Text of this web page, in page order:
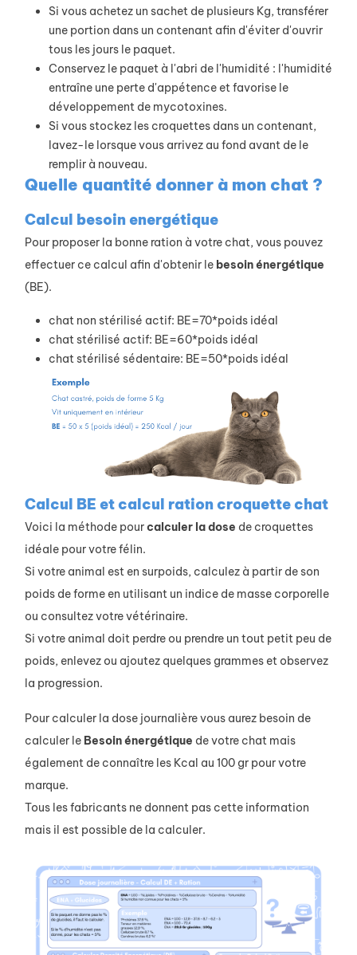
Si vous achetez un sachet de plusieurs Kg, transférer
une portion dans un contenant afin d'éviter d'ouvrir
tous les jours le paquet.
Conservez le paquet à l'abri de l'humidité : l'humidité
entraîne une perte d'appétence et favorise le
développement de mycotoxines.
Si vous stockez les croquettes dans un contenant,
lavez-le lorsque vous arrivez au fond avant de le
remplir à nouveau.
Quelle quantité donner à mon chat ?
Calcul besoin energétique
Pour proposer la bonne ration à votre chat, vous pouvez
effectuer ce calcul afin d'obtenir le besoinénergétique
(BE).
chat non stérilisé actif: BE=70*poids idéal
chat stérilisé actif: BE=60*poids idéal
chat stérilisé sédentaire: BE=50*poids idéal
Calcul BE et calcul ration croquette chat
Voici la méthode pourcalculer ladose de croquettes
idéale pour votre félin.
Si votre animal est en surpoids, calculez à partir de son
poids de forme en utilisant un indice de masse corporelle
ou consultez votre vétérinaire.
Si votre animal doit perdre ou prendre un tout petit peu de
poids, enlevez ou ajoutez quelques grammes et observez
la progression.
Pour calculer la dose journalière vous aurez besoin de
calculer le Besoinénergétique de votre chat mais
également de connaître les Kcal au 100 gr pour votre
marque.
Tous les fabricants ne donnent pas cette information
mais il est possible de la calculer.